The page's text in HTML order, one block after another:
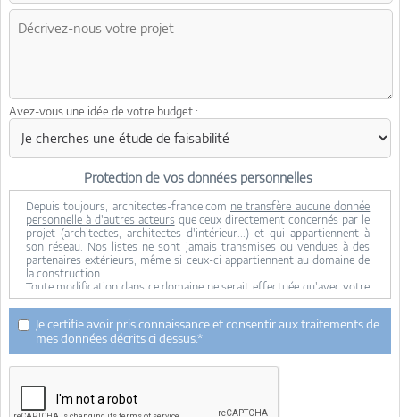
Avez-vous une idée de votre budget :
Protection de vos données personnelles
Depuis toujours, architectes-france.com ne transfère aucune donnée
personnelle à d'autres acteurs que ceux directement concernés par le
projet (architectes, architectes d'intérieur...) et qui appartiennent à
son réseau. Nos listes ne sont jamais transmises ou vendues à des
partenaires extérieurs, même si ceux-ci appartiennent au domaine de
la construction.
Toute modification dans ce domaine ne serait effectuée qu'avec votre
consentement.
Je consens à ce que mes données personnelles soient collectées pour
permettre à architectes-france de transférer votre projet aux
architectes. Seul Architectes-france, ses équipes internes et la
maitrise d'oeuvre concernée par le projet y ont accès. Aucune
transmission de données à des tiers à l'exclusion de ceux décrits ci
dessus n'est réalisée.
Mes données téléphoniques seront uniquement utilisées par
Je certifie avoir pris connaissance et consentir aux traitements de
mes données décrits ci dessus.*